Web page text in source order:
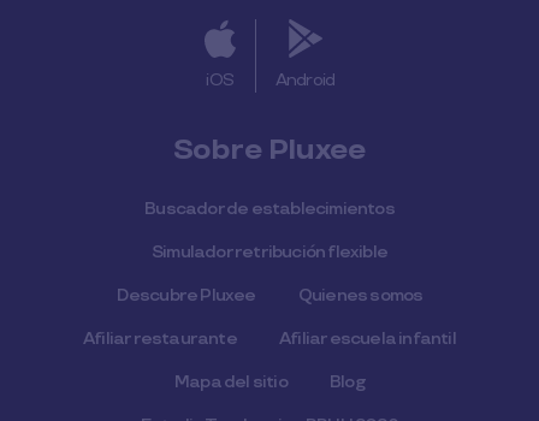
iOS Android
Sobre Pluxee
Buscador de establecimientos
Simulador retribución flexible
Descubre Pluxee Quienes somos
Afiliar restaurante Afiliar escuela infantil
Mapa del sitio Blog